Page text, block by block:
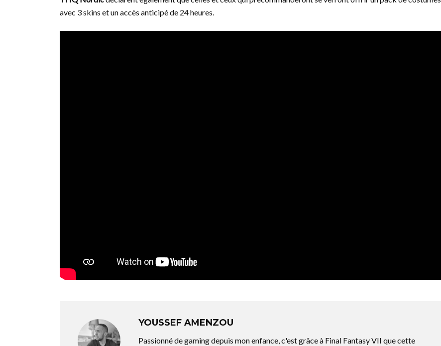
avec 3 skins et un accès anticipé de 24 heures.
YOUSSEF AMENZOU
Passionné de gaming depuis mon enfance, c'est grâce à Final Fantasy VII que cette